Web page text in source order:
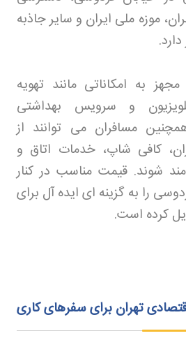
موزه ملی ایران و سایر جاذبه
.
به امکاناتی مانند تهویه
و سرویس بهداشتی
مسافران می توانند از
کافی شاپ، خدمات اتاق و
مند شوند. قیمت مناسب در کنار
را به گزینه ای ایده آل برای
کرده است.
تهران برای سفرهای کاری